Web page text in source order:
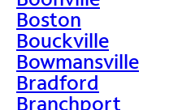
Boston
Bouckville
Bowmansville
Bradford
Branchport